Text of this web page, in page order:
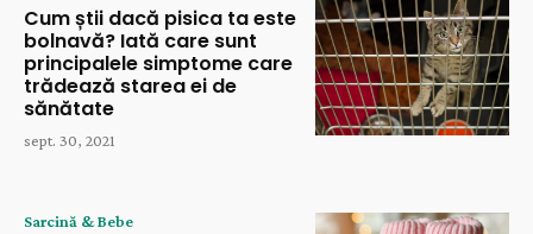
Cum știi dacă pisica ta este
bolnavă? Iată care sunt
principalele simptome care
trădează starea ei de
sănătate
sept. 30, 2021
Sarcină & Bebe